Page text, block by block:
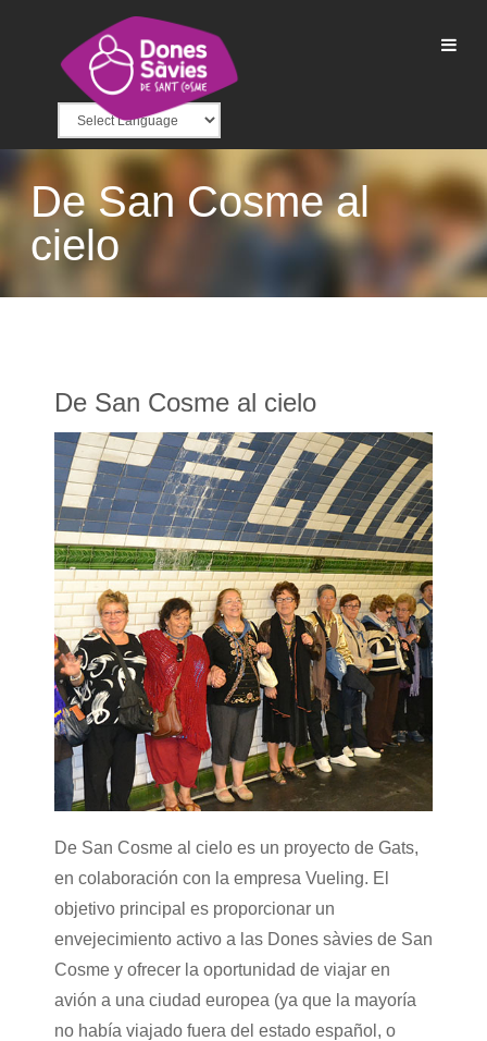
De San Cosme al
cielo
De San Cosme al cielo
De San Cosme al cielo es un proyecto de Gats,
en colaboración con la empresa Vueling. El
objetivo principal es proporcionar un
envejecimiento activo a las Dones sàvies de San
Cosme y ofrecer la oportunidad de viajar en
avión a una ciudad europea (ya que la mayoría
no había viajado fuera del estado español, o